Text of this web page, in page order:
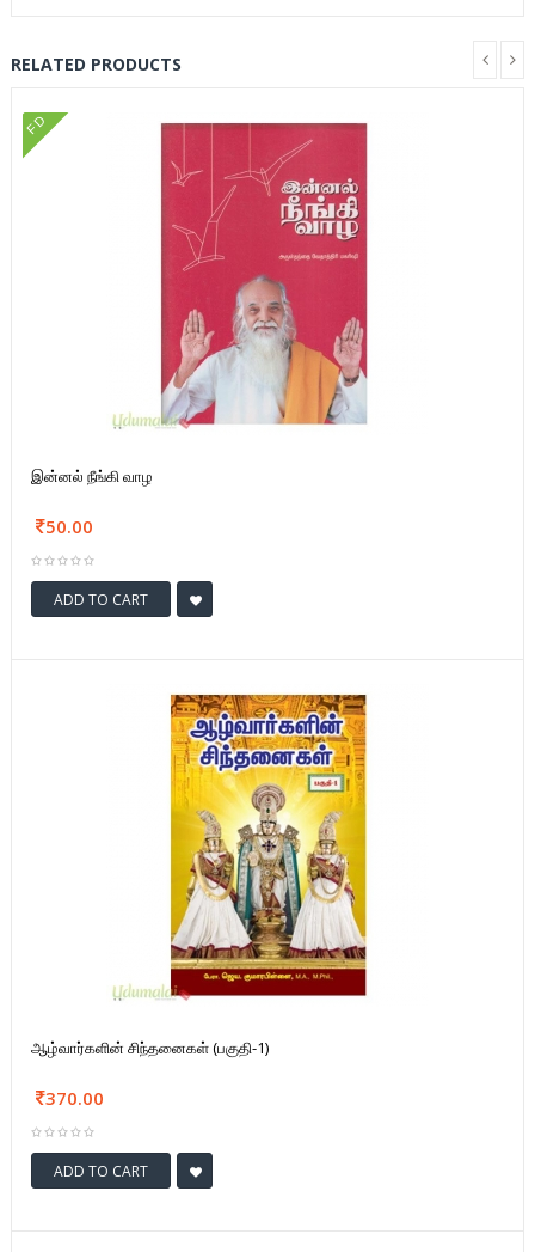
RELATED PRODUCTS
FD
இன்னல் நீங்கி வாழ
50.00
ADD TO CART
ஆழ்வார்களின் சிந்தனைகள் (பகுதி-1)
370.00
ADD TO CART